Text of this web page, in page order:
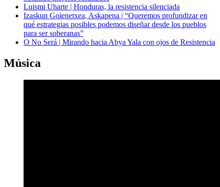
Luismi Uharte | Honduras, la resistencia silenciada
Izaskun Goienetxea, Askapena | “Queremos profundizar en
qué estrategias posibles podemos diseñar desde los pueblos
para ser soberanas”
O No Será | Mirando hacia Abya Yala con ojos de Resistencia
Música